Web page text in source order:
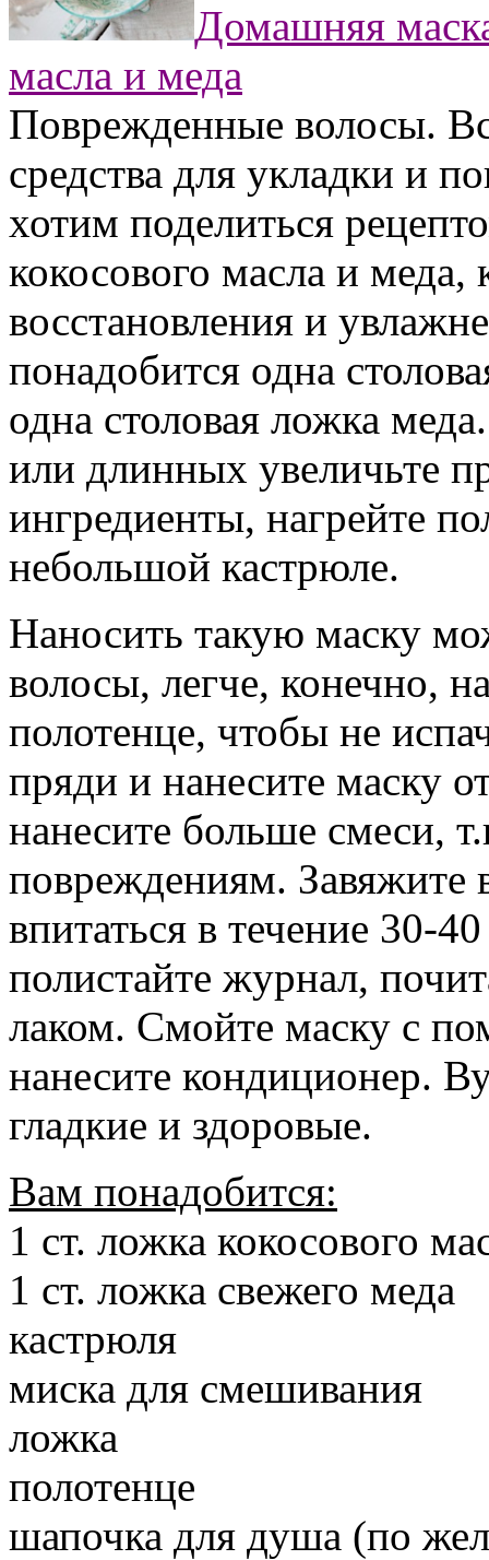
Домашняя
масла и меда
Поврежденные волосы.
средства для укладки и
хотим поделиться
кокосового масла и меда,
восстановления и
понадобится одна
одна столовая ложка
или длинных увеличьте
ингредиенты, нагрейте
небольшой кастрюле.
Наносить такую маску
волосы, легче, конечно,
полотенце, чтобы не
пряди и нанесите маску
нанесите больше смеси,
повреждениям. Завяжите
впитаться в течение 30-
полистайте журнал,
лаком. Смойте маску с
нанесите кондиционер.
гладкие и здоровые.
Вам понадобится:
1 ст. ложка кокосового
1 ст. ложка свежего меда
кастрюля
миска для смешивания
ложка
полотенце
шапочка для душа (по